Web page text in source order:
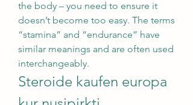
the body – you need to ensure it
doesn’t become too easy. The terms
“stamina” and “endurance” have
similar meanings and are often used
interchangeably.
Steroide kaufen europa